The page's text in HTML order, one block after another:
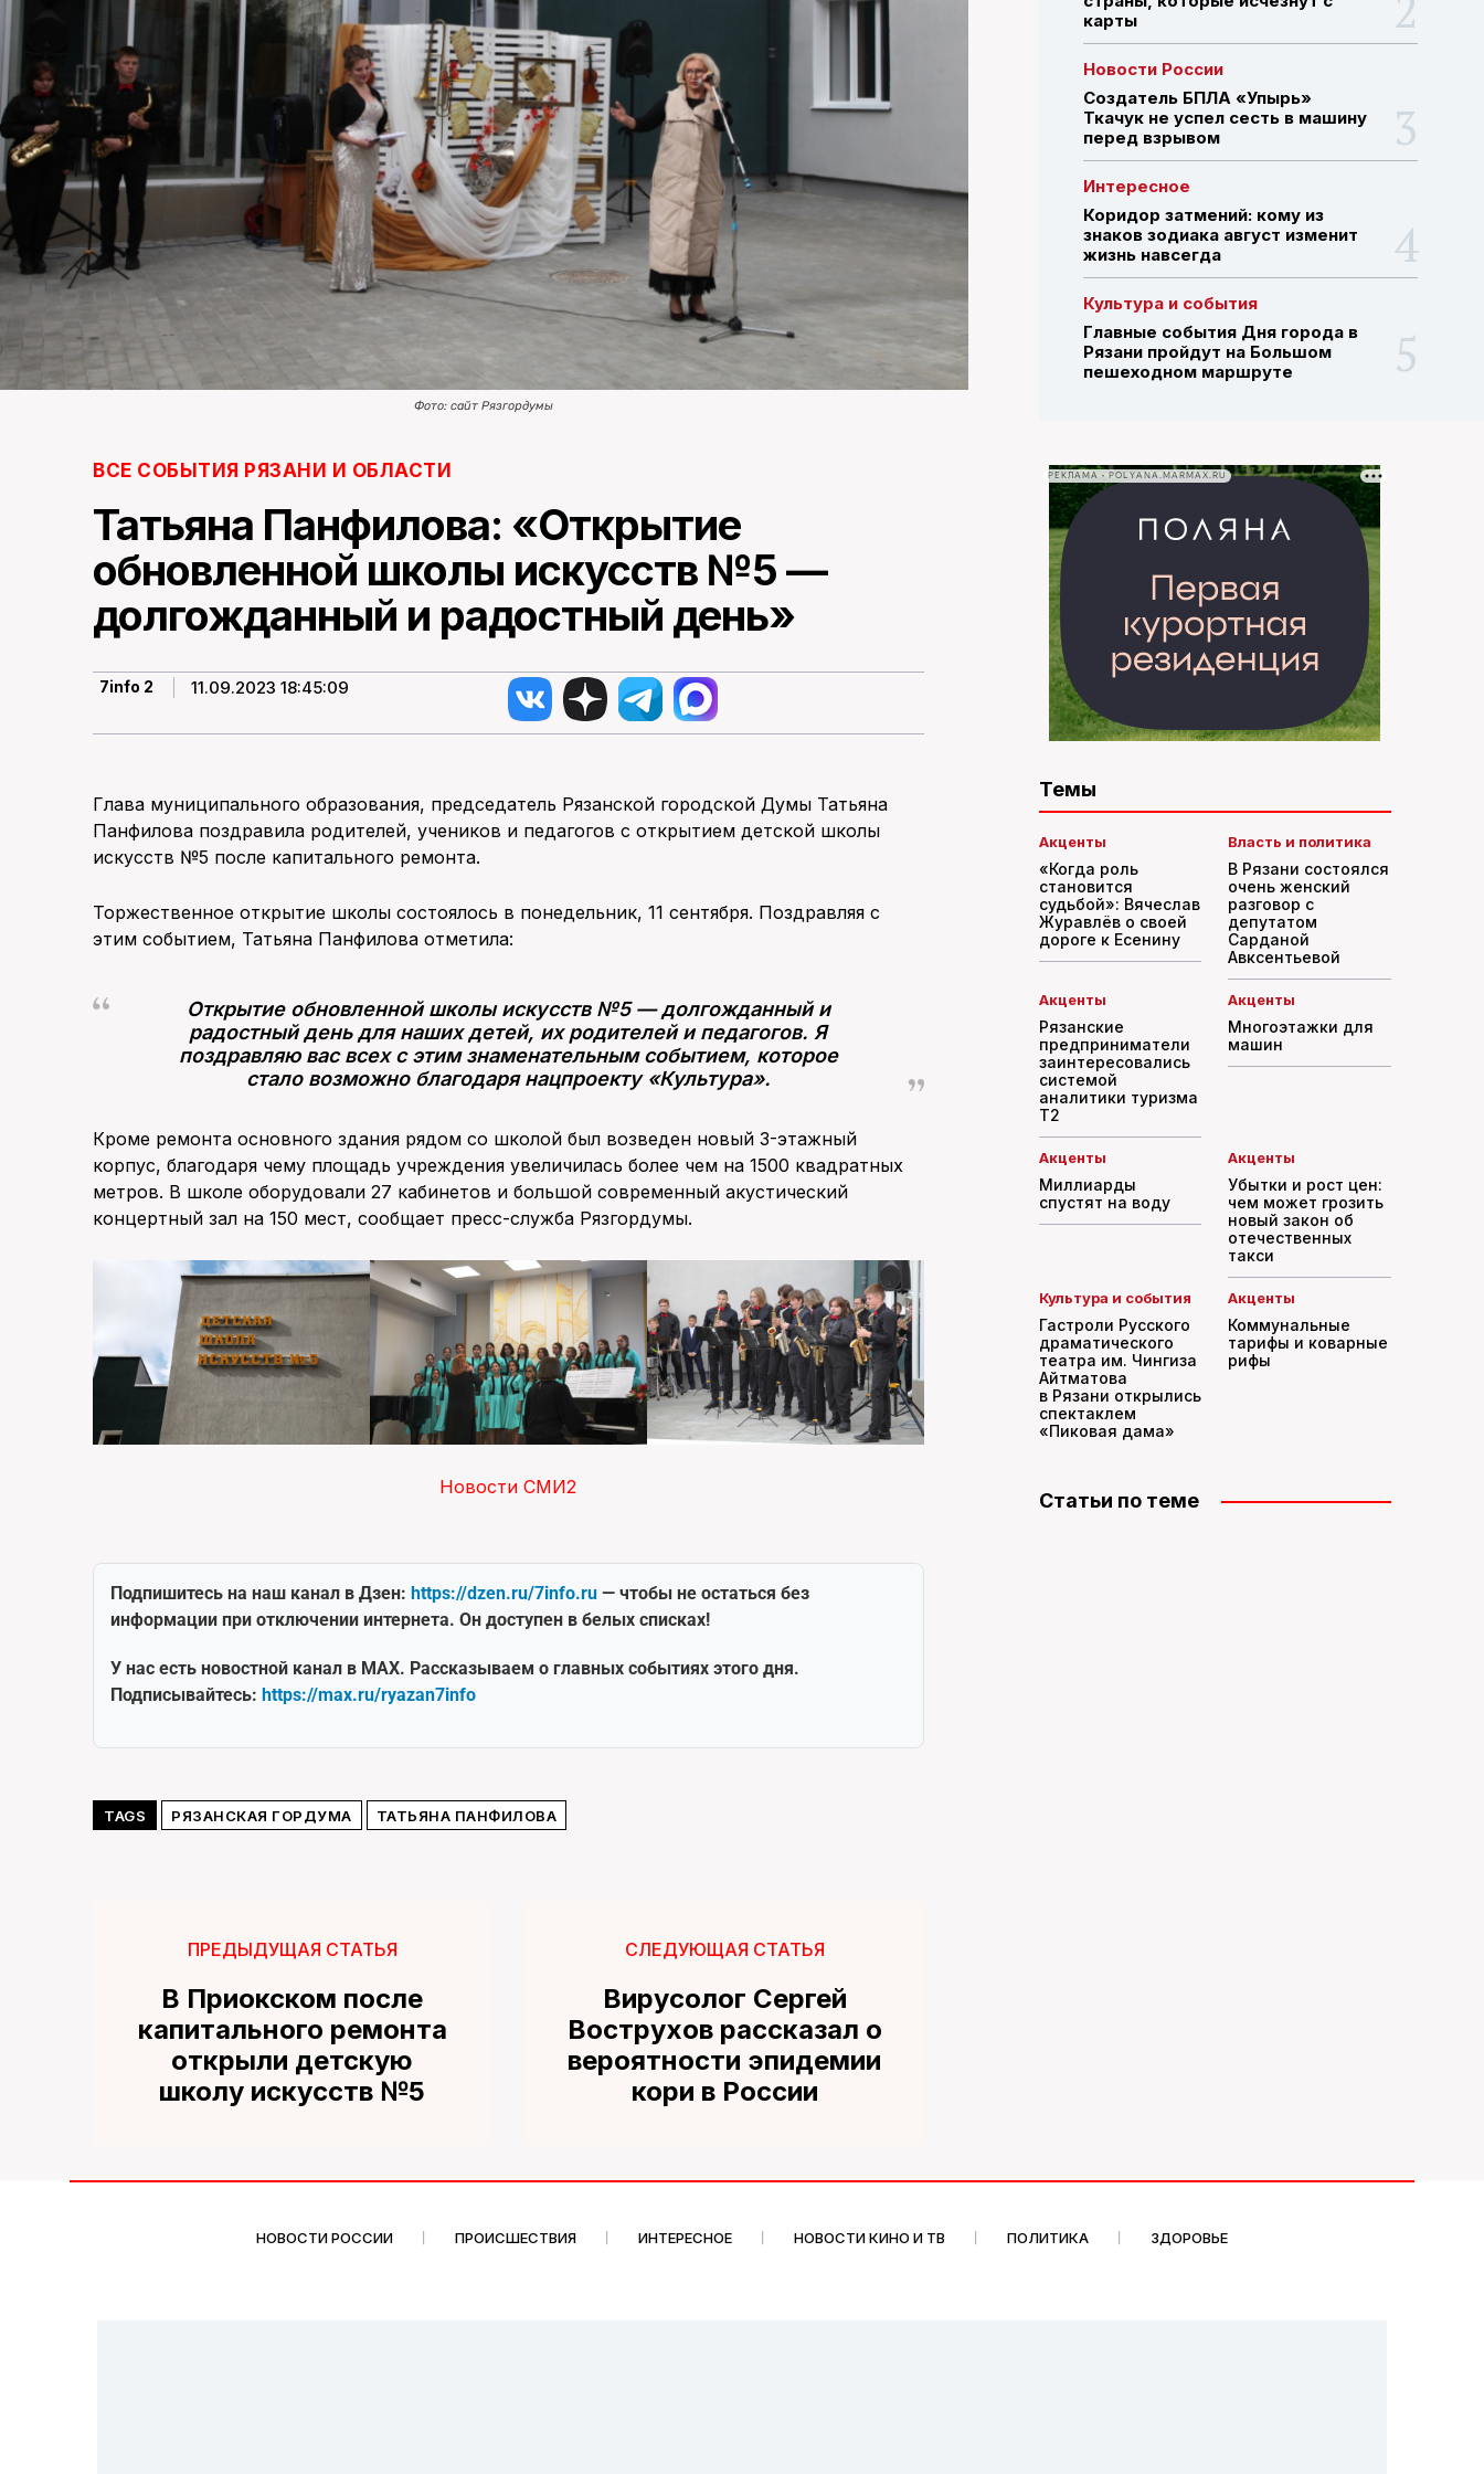
ПОИСК ПО САЙТУ
Фото: сайт Рязгордумы
ВСЕ СОБЫТИЯ РЯЗАНИ И ОБЛАСТИ
Татьяна Панфилова: «Открытие
обновленной школы искусств №5 —
долгожданный и радостный день»
7info 2 11.09.2023 18:45:09
Глава муниципального образования, председатель Рязанской городской Думы Татьяна
Панфилова поздравила родителей, учеников и педагогов с открытием детской школы
искусств №5 после капитального ремонта.
Торжественное открытие школы состоялось в понедельник, 11 сентября. Поздравляя с
этим событием, Татьяна Панфилова отметила:
Открытие обновленной школы искусств №5 — долгожданный и
радостный день для наших детей, их родителей и педагогов. Я
поздравляю вас всех с этим знаменательным событием, которое
стало возможно благодаря нацпроекту «Культура».
Кроме ремонта основного здания рядом со школой был возведен новый 3-этажный
корпус, благодаря чему площадь учреждения увеличилась более чем на 1500 квадратных
метров. В школе оборудовали 27 кабинетов и большой современный акустический
концертный зал на 150 мест, сообщает пресс-служба Рязгордумы.
Новости СМИ2
Подпишитесь на наш канал в Дзен: https://dzen.ru/7info.ru — чтобы не остаться без
информации при отключении интернета. Он доступен в белых списках!
У нас есть новостной канал в MAX. Рассказываем о главных событиях этого дня.
Подписывайтесь: https://max.ru/ryazan7info
TAGS РЯЗАНСКАЯ ГОРДУМА ТАТЬЯНА ПАНФИЛОВА
ПРЕДЫДУЩАЯ СТАТЬЯ
В Приокском после
капитального ремонта
открыли детскую
школу искусств №5
СЛЕДУЮЩАЯ СТАТЬЯ
Вирусолог Сергей
Вострухов рассказал о
вероятности эпидемии
кори в России
карты
Новости России
Создатель БПЛА «Упырь»
Ткачук не успел сесть в машину
перед взрывом
Интересное
Коридор затмений: кому из
знаков зодиака август изменит
жизнь навсегда
Культура и события
Главные события Дня города в
Рязани пройдут на Большом
пешеходном маршруте
РЕКЛАМА • POLYANA.MARMAX.RU
Темы
Акценты
«Когда роль
становится
судьбой»: Вячеслав
Журавлёв о своей
дороге к Есенину
Власть и политика
В Рязани состоялся
очень женский
разговор с
депутатом
Сарданой
Авксентьевой
Акценты
Рязанские
предприниматели
заинтересовались
системой
аналитики туризма
T2
Акценты
Многоэтажки для
машин
Акценты
Миллиарды
спустят на воду
Акценты
Убытки и рост цен:
чем может грозить
новый закон об
отечественных
такси
Культура и события
Гастроли Русского
драматического
театра им. Чингиза
Айтматова
в Рязани открылись
спектаклем
«Пиковая дама»
Акценты
Коммунальные
тарифы и коварные
рифы
Статьи по теме
НОВОСТИ РОССИИ ПРОИСШЕСТВИЯ ИНТЕРЕСНОЕ НОВОСТИ КИНО И ТВ ПОЛИТИКА ЗДОРОВЬЕ